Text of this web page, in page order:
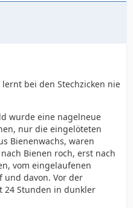
bei den Stechzicken nie
wurde eine nagelneue
nur die eingelöteten
Bienenwachs, waren
Bienen roch, erst nach
vom eingelaufenen
und davon. Vor der
24 Stunden in dunkler